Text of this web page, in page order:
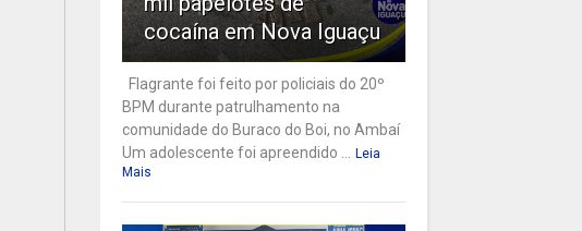
cocaína em Nova Iguaçu
Flagrante foi feito por policiais do 20º
BPM durante patrulhamento na
comunidade do Buraco do Boi, no Ambaí
Um adolescente foi apreendido ...
Leia
Mais